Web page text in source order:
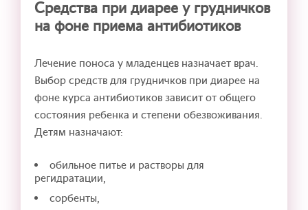
Средства при диарее у грудничков
на фоне приема антибиотиков
Лечение поноса у младенцев назначает врач.
Выбор средств для грудничков при диарее на
фоне курса антибиотиков зависит от общего
состояния ребенка и степени обезвоживания.
Детям назначают:
обильное питье и растворы для
регидратации,
сорбенты,